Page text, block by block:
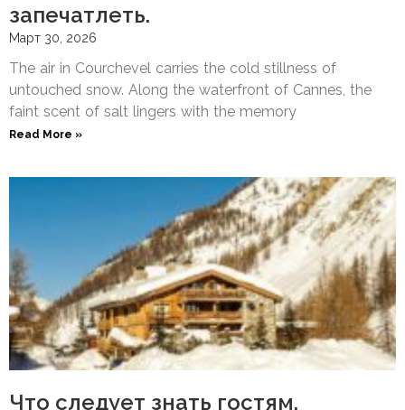
запечатлеть.
Март 30, 2026
The air in Courchevel carries the cold stillness of
untouched snow. Along the waterfront of Cannes, the
faint scent of salt lingers with the memory
Read More »
Что следует знать гостям,